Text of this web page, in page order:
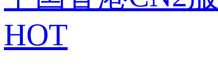
HOT